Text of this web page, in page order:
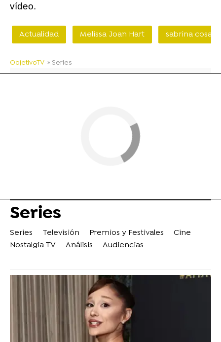
vídeo.
Actualidad Melissa Joan Hart sabrina cosas
ObjetivoTV » Series
Series
Series Televisión Premios y Festivales
Cine
Nostalgia TV
Análisis Audiencias